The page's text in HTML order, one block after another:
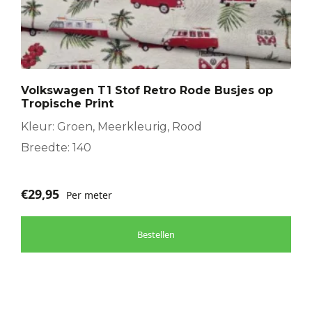
Volkswagen T1 Stof Retro Rode Busjes op
Tropische Print
Kleur: Groen, Meerkleurig, Rood
Breedte: 140
€29,95 Per meter
Bestellen